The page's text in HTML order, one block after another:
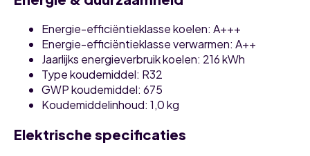
Energie-efficiëntieklasse koelen: A+++
Energie-efficiëntieklasse verwarmen: A++
Jaarlijks energieverbruik koelen: 216 kWh
Type koudemiddel: R32
GWP koudemiddel: 675
Koudemiddelinhoud: 1,0 kg
Elektrische specificaties